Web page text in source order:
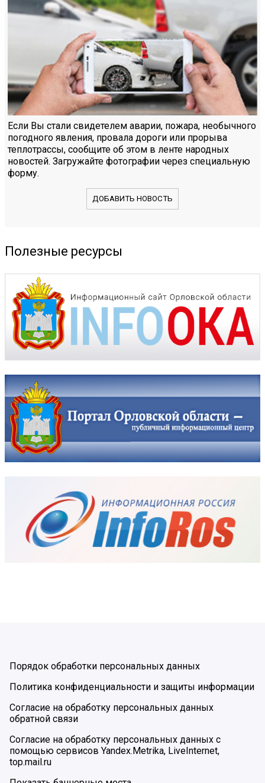
Если Вы стали свидетелем аварии, пожара, необычного
погодного явления, провала дороги или прорыва
теплотрассы, сообщите об этом в ленте народных
новостей. Загружайте фотографии через специальную
форму.
ДОБАВИТЬ НОВОСТЬ
Полезные ресурсы
Порядок обработки персональных данных
Политика конфиденциальности и защиты информации
Согласие на обработку персональных данных
обратной связи
Согласие на обработку персональных данных с
помощью сервисов Yandex.Metrika, LiveInternet,
top.mail.ru